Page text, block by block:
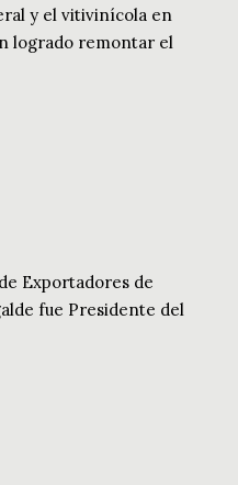
y el vitivinícola en
logrado remontar el
Exportadores de
fue Presidente del